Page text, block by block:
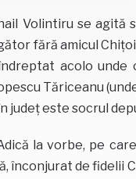
Volintiru se agită
fără amicul
acolo
Tăriceanu
județ este socrul
la vorbe, pe
înconjurat de fidelii